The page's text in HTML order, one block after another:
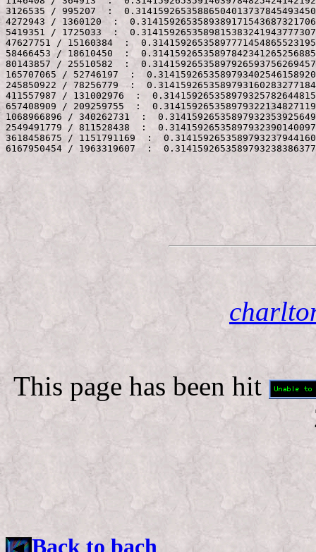
3126535 / 995207  :
4272943 / 1360120  :
5419351 / 1725033  :
47627751 / 15160384  :
58466453 / 18610450  :
80143857 / 25510582  :
165707065 / 52746197  :
245850922 / 78256779  :
411557987 / 131002976  :
657408909 / 209259755  :
1068966896 / 340262731  :
2549491779 / 811528438  :
3618458675 / 1151791169  :
This page has been hit
Back to bach